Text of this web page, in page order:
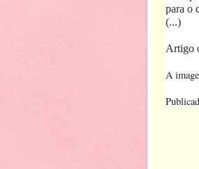
para o
(...)
Artigo
A